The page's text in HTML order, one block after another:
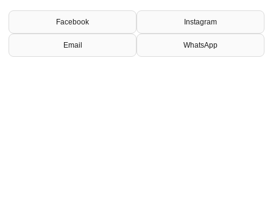
Facebook Instagram
Email WhatsApp